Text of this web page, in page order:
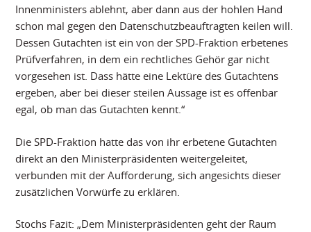
Innenministers ablehnt, aber dann aus der hohlen Hand
schon mal gegen den Datenschutzbeauftragten keilen will.
Dessen Gutachten ist ein von der SPD-Fraktion erbetenes
Prüfverfahren, in dem ein rechtliches Gehör gar nicht
vorgesehen ist. Dass hätte eine Lektüre des Gutachtens
ergeben, aber bei dieser steilen Aussage ist es offenbar
egal, ob man das Gutachten kennt.“
Die SPD-Fraktion hatte das von ihr erbetene Gutachten
direkt an den Ministerpräsidenten weitergeleitet,
verbunden mit der Aufforderung, sich angesichts dieser
zusätzlichen Vorwürfe zu erklären.
Stochs Fazit: „Dem Ministerpräsidenten geht der Raum